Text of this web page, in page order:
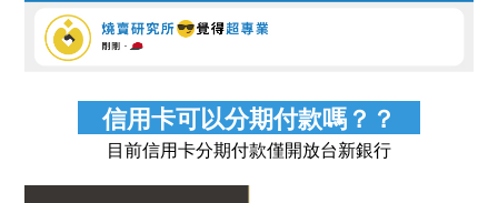
信用卡可以分期付款嗎？？
目前信用卡分期付款僅開放台新銀行